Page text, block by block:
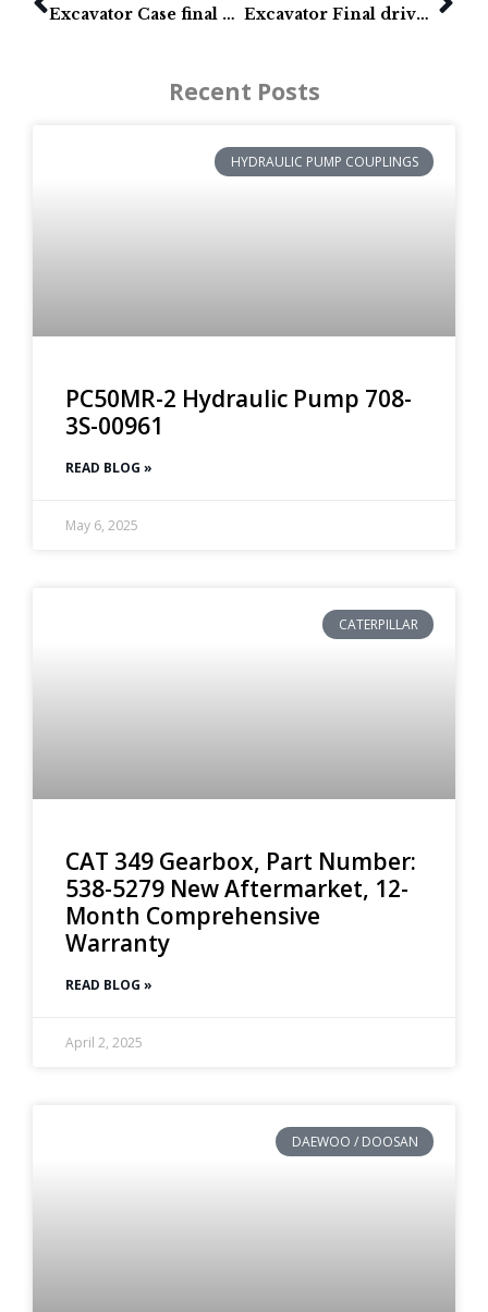
Excavator Case final drives: 9013, CX130, CX130B, 9020, 9010 & 9010B
Excavator Final drives for Deere 160LC & Hitachi EX160LC-5
Recent Posts
HYDRAULIC PUMP COUPLINGS
PC50MR-2 Hydraulic Pump 708-
3S-00961
READ BLOG »
May 6, 2025
CATERPILLAR
CAT 349 Gearbox, Part Number:
538-5279 New Aftermarket, 12-
Month Comprehensive
Warranty
READ BLOG »
April 2, 2025
DAEWOO / DOOSAN